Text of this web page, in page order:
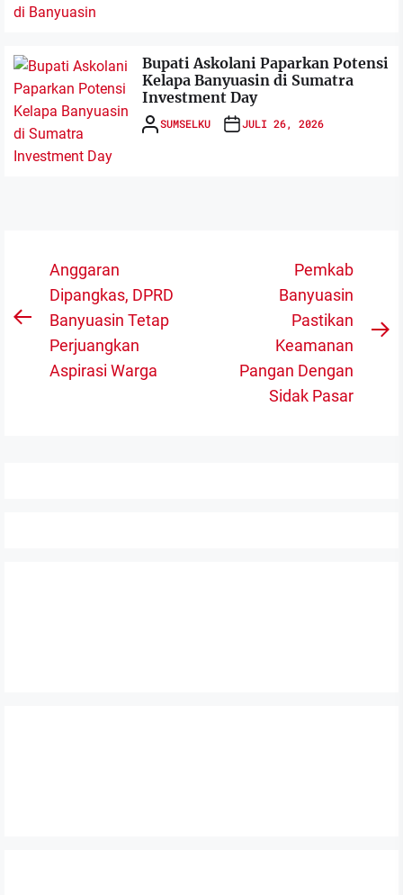
Bupati Askolani Paparkan Potensi
Kelapa Banyuasin di Sumatra
Investment Day
SUMSELKU JULI 26, 2026
Navigasi
pos
Previous
Anggaran
Dipangkas, DPRD
Banyuasin Tetap
Perjuangkan
Aspirasi Warga
Pemkab
Banyuasin
Pastikan
Keamanan
Pangan Dengan
Sidak Pasar